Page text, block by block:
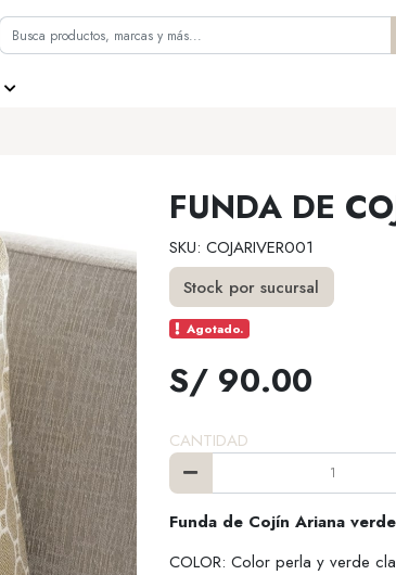
FUNDA DE
SKU: COJARIVER001
Stock por sucursal
Agotado.
S/ 90.00
CANTIDAD
Funda de Cojín Ariana verde
COLOR: Color perla y verde